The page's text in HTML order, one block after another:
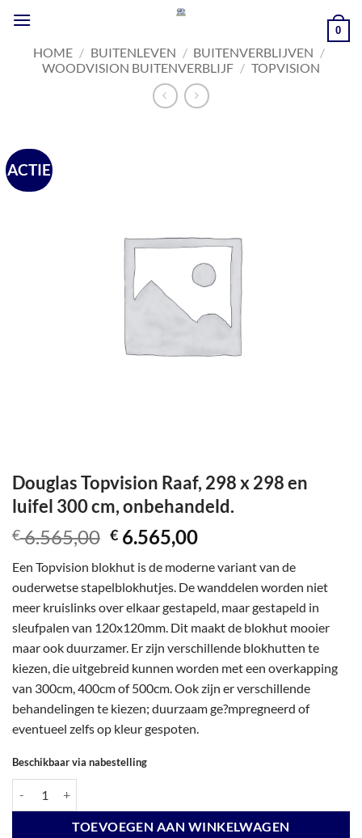
naar
inhoud
0
HOME / BUITENLEVEN / BUITENVERBLIJVEN /
WOODVISION BUITENVERBLIJF / TOPVISION
ACTIE
Douglas Topvision Raaf, 298 x 298 en
luifel 300 cm, onbehandeld.
€6.565,00 Oorspronkelijke
was:
€ 6.565,00.
€ 6.565,00Huidige
is:
€ 6.565,00.
Een Topvision blokhut is de moderne variant van de
ouderwetse stapelblokhutjes. De wanddelen worden niet
meer kruislinks over elkaar gestapeld, maar gestapeld in
sleufpalen van 120x120mm. Dit maakt de blokhut mooier
maar ook duurzamer. Er zijn verschillende blokhutten te
kiezen, die uitgebreid kunnen worden met een overkapping
van 300cm, 400cm of 500cm. Ook zijn er verschillende
behandelingen te kiezen; duurzaam ge?mpregneerd of
eventueel zelfs op kleur gespoten.
Beschikbaar via nabestelling
TOEVOEGEN AAN WINKELWAGEN